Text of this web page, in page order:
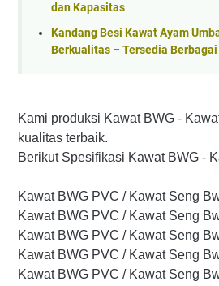
dan Kapasitas
Kandang Besi Kawat Ayam
Berkualitas – Tersedia Berbagai
Kami produksi Kawat BWG -
kualitas terbaik.
Berikut Spesifikasi Kawat BWG -
Kawat BWG PVC / Kawat Seng
Kawat BWG PVC / Kawat Seng
Kawat BWG PVC / Kawat Seng
Kawat BWG PVC / Kawat Seng
Kawat BWG PVC / Kawat Seng